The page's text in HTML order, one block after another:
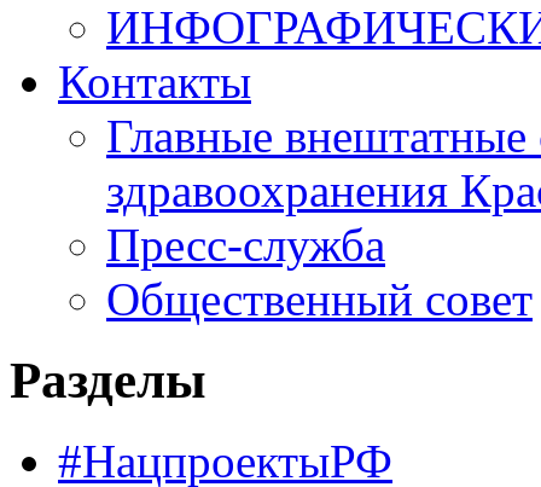
Контакты
Главные внештатные
здравоохранения
Пресс-служба
Общественный совет
Разделы
#НацпроектыРФ